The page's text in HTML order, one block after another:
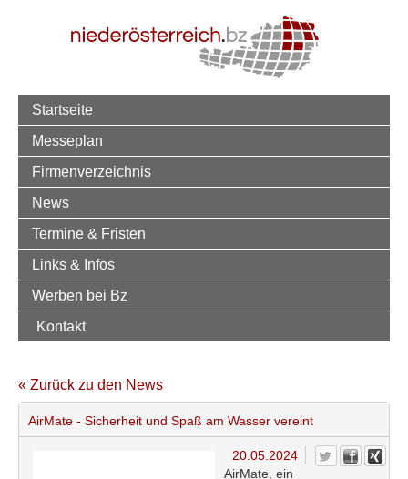
Startseite
Messeplan
Firmenverzeichnis
News
Termine & Fristen
Links & Infos
Werben bei Bz
Kontakt
« Zurück zu den News
AirMate - Sicherheit und Spaß am Wasser vereint
20.05.2024
AirMate, ein